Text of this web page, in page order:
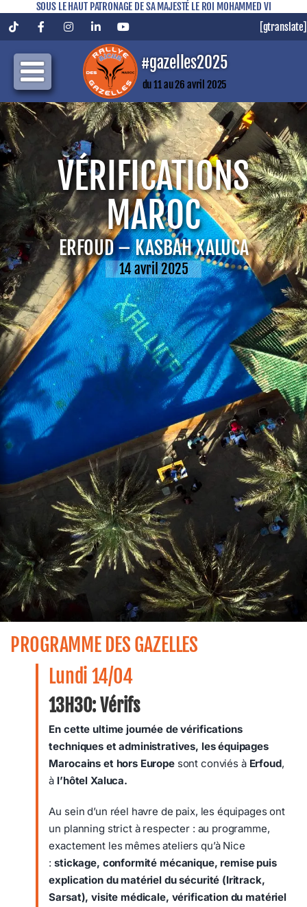
SOUS LE HAUT PATRONAGE DE SA MAJESTÉ LE ROI MOHAMMED VI
TiktokFacebookInstagramLinkedInYouTube [gtranslate]
#gazelles2025
du 11 au 26 avril 2025
VÉRIFICATIONS
MAROC
ERFOUD – KASBAH XALUCA
14 avril 2025
PROGRAMME DES GAZELLES
Lundi 14/04
13H30: Vérifs
En cette ultime journée de vérifications
techniques et administratives, les équipages
Marocains et hors Europesont conviés à Erfoud,
à l’hôtel Xaluca.
Au sein d’un réel havre de paix, les équipages ont
un planning strict à respecter : au programme,
exactement les mêmes ateliers qu’à Nice
:stickage, conformité mécanique, remise puis
explication du matériel du sécurité (Iritrack,
Sarsat), visite médicale, vérification du matériel